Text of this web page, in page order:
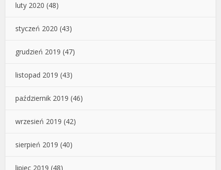
luty 2020 (48)
styczeń 2020 (43)
grudzień 2019 (47)
listopad 2019 (43)
październik 2019 (46)
wrzesień 2019 (42)
sierpień 2019 (40)
lipiec 2019 (48)